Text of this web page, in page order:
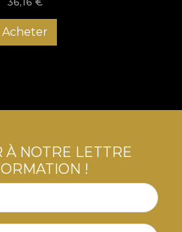
Acheter
À NOTRE LETTRE
!